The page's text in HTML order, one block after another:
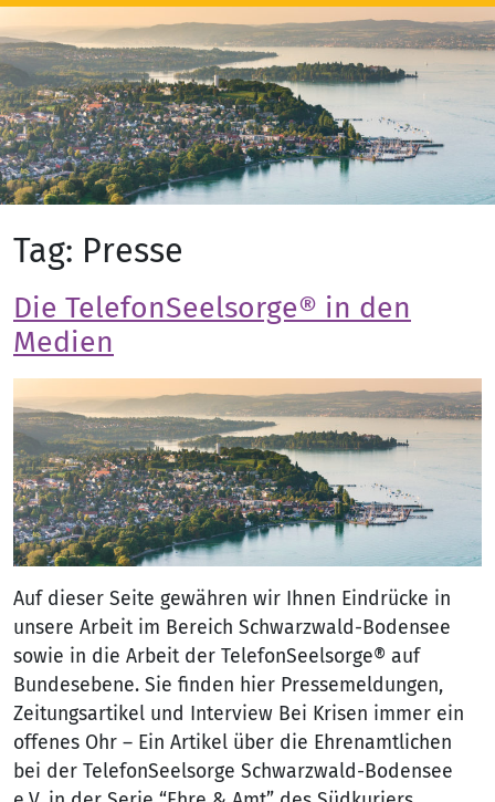
Tag: Presse
Die TelefonSeelsorge® in den
Medien
Auf dieser Seite gewähren wir Ihnen Eindrücke in
unsere Arbeit im Bereich Schwarzwald-Bodensee
sowie in die Arbeit der TelefonSeelsorge® auf
Bundesebene. Sie finden hier Pressemeldungen,
Zeitungsartikel und Interview Bei Krisen immer ein
offenes Ohr – Ein Artikel über die Ehrenamtlichen
bei der TelefonSeelsorge Schwarzwald-Bodensee